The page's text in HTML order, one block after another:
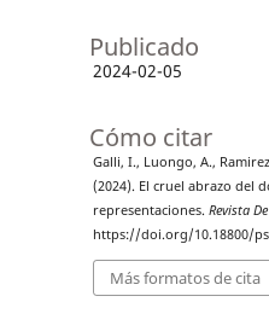
Publicado
2024-02-05
Cómo citar
Galli, I., Luongo, A.,
(2024). El cruel abrazo del
representaciones. Revista
https://doi.org/10.18800/
Más formatos de cita